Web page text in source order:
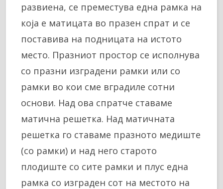
развиена, се преместува една рамка на
која е матицата во празен спрат и се
поставива на подницата на истото
место. Празниот простор се исполнува
со празни изградени рамки или со
рамки во кои сме вградиле сотни
основи. Над ова спратче ставаме
матична решетка. Над матичната
решетка го ставаме празното медиште
(со рамки) и над него старото
плодиште со сите рамки и плус една
рамка со изграден сот на местото на